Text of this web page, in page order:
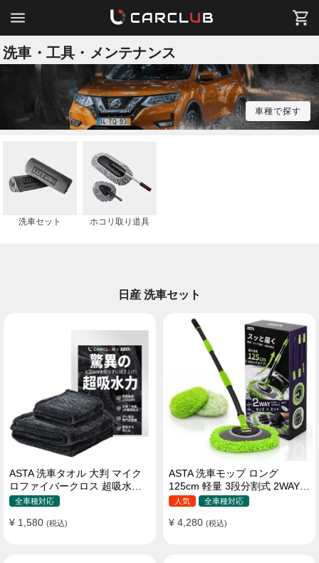
洗車・工具・メンテナンス
車種で探す
洗車セット ホコリ取り道具
日産 洗車セット
ASTA 洗車タオル 大判 マイク
ロファイバークロス 超吸水ツ
イストパイル 洗車クロス 傷防
全車種対応
¥ 1,580 (税込)
ASTA 洗車モップ ロング
125cm 軽量 3段分割式 2WAY
洗車ブラシ スポンジ 高吸水 マ
110°可動ヘッド 15°カーブ設計
人気 全車種対応
¥ 4,280 (税込)